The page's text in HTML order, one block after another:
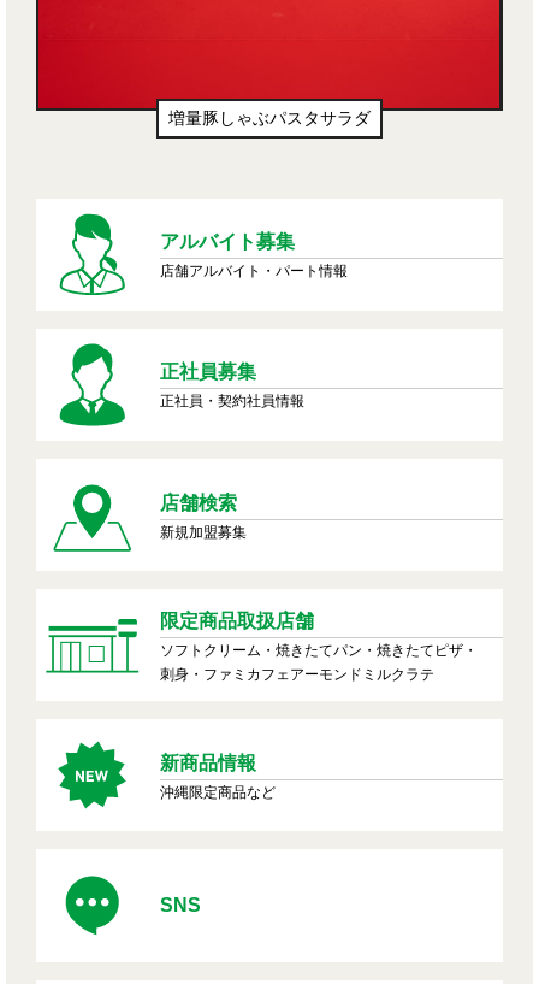
増量豚しゃぶパスタサラダ
アルバイト募集
店舗アルバイト・パート情報
正社員募集
正社員・契約社員情報
店舗検索
新規加盟募集
限定商品取扱店舗
ソフトクリーム・焼きたてパン・焼きたてピザ・
刺身・ファミカフェアーモンドミルクラテ
新商品情報
沖縄限定商品など
SNS